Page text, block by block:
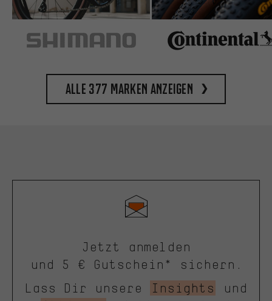
Alle 377 Marken anzeigen
Jetzt anmelden
und 5 € Gutschein* sichern.
Lass Dir unsere
Insights
und